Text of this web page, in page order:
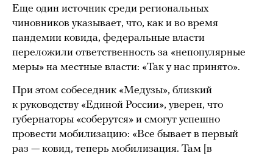
Еще один источник среди региональных
чиновников указывает, что, как и во время
пандемии ковида, федеральные власти
переложили ответственность за «непопулярные
меры» на местные власти: «Так у нас принято».
При этом собеседник «Медузы», близкий
к руководству «Единой России», уверен, что
губернаторы «соберутся» и смогут успешно
провести мобилизацию: «Все бывает в первый
раз — ковид, теперь мобилизация. Там [в